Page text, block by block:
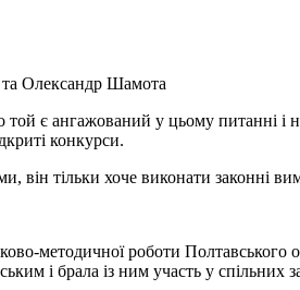
Олександр Шамота
є ангажований у цьому питанні і
конкурси.
він тільки хоче виконати законні
роботи Полтавського
і брала із ним участь у спільних